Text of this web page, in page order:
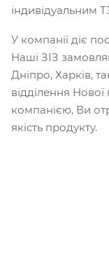
індивідуальним
У компанії діє
Наші ЗІЗ
Дніпро, Харків,
відділення
компанією, Ви
якість продукту.